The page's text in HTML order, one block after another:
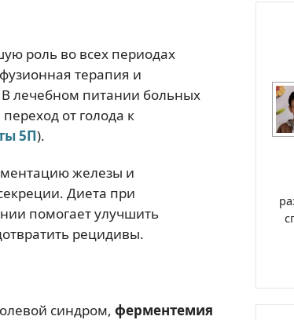
роль во всех периодах
терапия и
лечебном питании больных
от голода к
5П).
железы и
Диета при
помогает улучшить
рецидивы.
синдром, ферментемия